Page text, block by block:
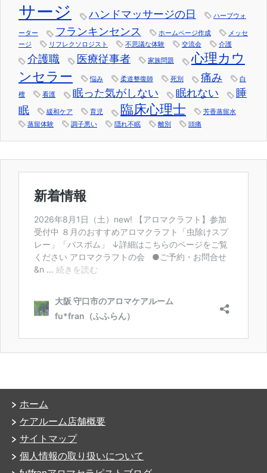
サージ
ハンドマッサージの日 ハーブウォ
ーター フランキンセンス ホームページ作成
メッセ
ージ
リフレクソロジスト 不思議な体験 交流会 介護
介護職 医療従事者 家族問題
心理カウ
ンセラー
悩み 柔道整復師 死別 痛み 白
檀 看護 眠った気がしない 眠れない
睡
眠
緩和ケア 育児 臨床心理士
芳香蒸留水
蒸留体験
調子悪い 隠れ不眠 離別 頭痛
ホーム
ケアルーム店舗概要
サイトマップ
個人情報の取り扱いについて